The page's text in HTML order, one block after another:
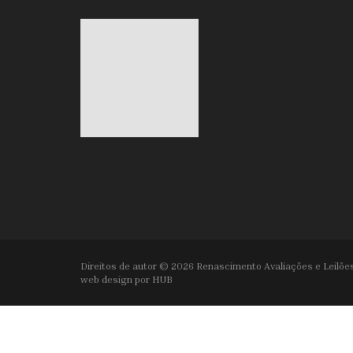
Direitos de autor © 2026 Renascimento Avaliações e
web design por HUB